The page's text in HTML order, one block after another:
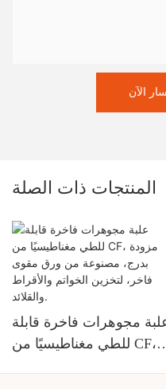
الآن
المنتجات ذات الصلة
مجوهرات فاخرة قابلة
للطي مغناطيسيًا من CF،